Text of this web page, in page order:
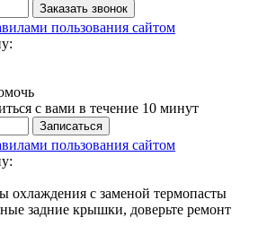
Заказать звонок
пользования сайтом
с вами в течение 10 минут
Записаться
пользования сайтом
охлаждения с заменой термопасты
задние крышки, доверьте ремонт